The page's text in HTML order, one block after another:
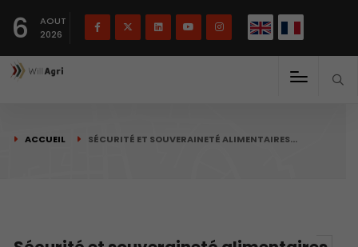
6
AOUT
2026
ACCUEIL SÉCURITÉ ET SOUVERAINETÉ ALIMENTAIRES…
Français English(English)